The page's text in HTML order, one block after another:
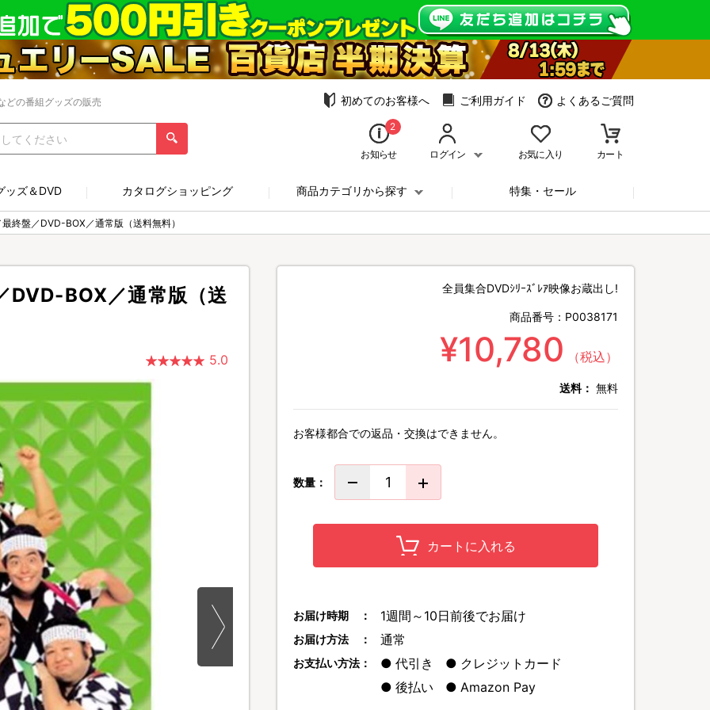
どの番組グッズの販売 初めてのお客様へ ご利用ガイド よくあるご質問
2
お知らせ ログイン お気に入り カート
ッズ＆DVD カタログショッピング 商品カテゴリから探す 特集・セール
終盤／DVD-BOX／通常版（送料無料）
DVD-BOX／通常版（送
5.0
全員集合DVDｼﾘｰｽﾞﾚｱ映像お蔵出し!
商品番号： P0038171
¥10,780 （税込）
送料： 無料
お客様都合での返品・交換はできません。
数量：
カートに入れる
お届け時期 ： 1週間～10日前後でお届け
お届け方法 ： 通常
お支払い方法： 代引き
クレジットカード
後払い
Amazon Pay